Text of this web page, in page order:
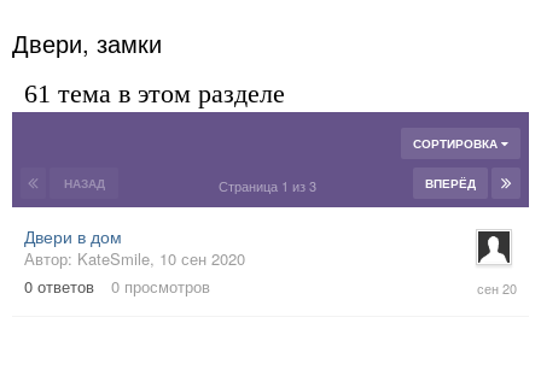
Двери, замки
61 тема в этом разделе
СОРТИРОВКА
НАЗАД ВПЕРЁД
Страница 1 из 3
Двери в дом
Автор: KateSmile, 10 сен 2020
0 ответов 0 просмотров
сен